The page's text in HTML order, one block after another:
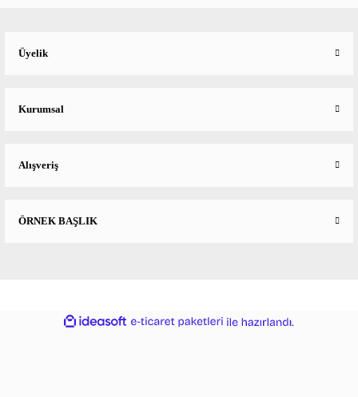
Üyelik
Kurumsal
Alışveriş
ÖRNEK BAŞLIK
ideasoft
e-